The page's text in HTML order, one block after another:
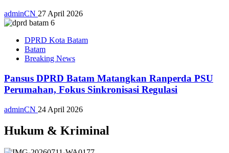
adminCN 27 April 2026
DPRD Kota Batam
Batam
Breaking News
Pansus DPRD Batam Matangkan Ranperda PSU
Perumahan, Fokus Sinkronisasi Regulasi
adminCN 24 April 2026
Hukum & Kriminal